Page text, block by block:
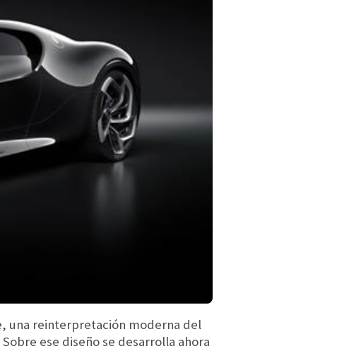
una reinterpretación moderna del
ese diseño se desarrolla ahora